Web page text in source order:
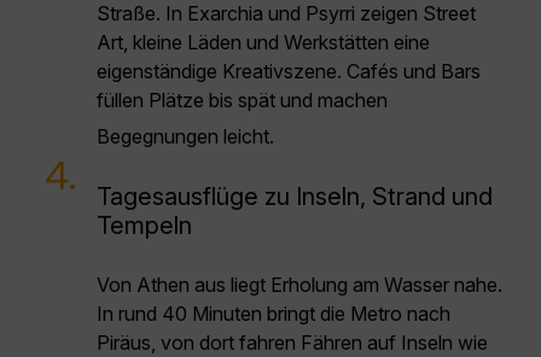
Straße. In Exarchia und Psyrri zeigen Street
Art, kleine Läden und Werkstätten eine
eigenständige Kreativszene. Cafés und Bars
füllen Plätze bis spät und machen
Begegnungen leicht.
4.
Tagesausflüge zu Inseln, Strand und
Tempeln
Von Athen aus liegt Erholung am Wasser nahe.
In rund 40 Minuten bringt die Metro nach
Piräus, von dort fahren Fähren auf Inseln wie